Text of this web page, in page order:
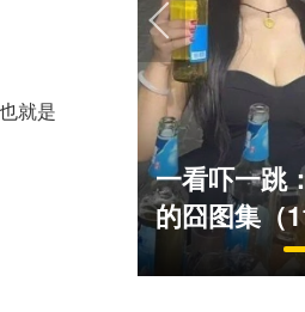
就是
绅士日报：
拉爆了！大
play